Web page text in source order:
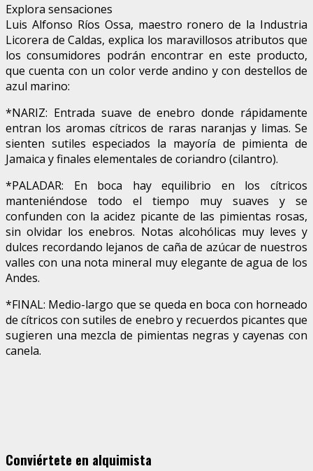
Explora sensaciones
Luis Alfonso Ríos Ossa, maestro ronero de la Industria
Licorera de Caldas, explica los maravillosos atributos que
los consumidores podrán encontrar en este producto,
que cuenta con un color verde andino y con destellos de
azul marino:
*NARIZ: Entrada suave de enebro donde rápidamente
entran los aromas cítricos de raras naranjas y limas. Se
sienten sutiles especiados la mayoría de pimienta de
Jamaica y finales elementales de coriandro (cilantro).
*PALADAR: En boca hay equilibrio en los cítricos
manteniéndose todo el tiempo muy suaves y se
confunden con la acidez picante de las pimientas rosas,
sin olvidar los enebros. Notas alcohólicas muy leves y
dulces recordando lejanos de caña de azúcar de nuestros
valles con una nota mineral muy elegante de agua de los
Andes.
*FINAL: Medio-largo que se queda en boca con horneado
de cítricos con sutiles de enebro y recuerdos picantes que
sugieren una mezcla de pimientas negras y cayenas con
canela.
Conviértete en alquimista